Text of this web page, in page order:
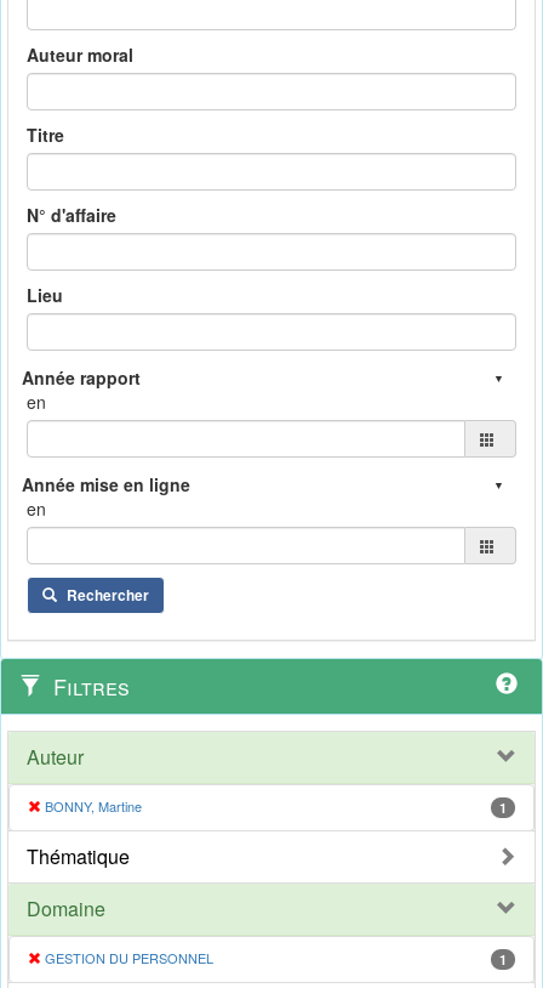
Auteur moral
Titre
N° d'affaire
Lieu
en
en
Rechercher
Filtres
Auteur
BONNY, Martine 1
Thématique
Domaine
GESTION DU PERSONNEL 1